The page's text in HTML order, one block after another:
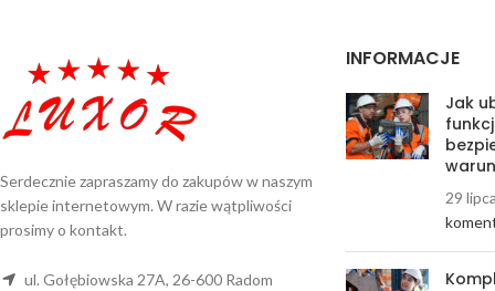
Serdecznie zapraszamy do zakupów w naszym
sklepie internetowym. W razie wątpliwości
prosimy o kontakt.
ul. Gołębiowska 27A, 26-600 Radom
INFORMACJE
Jak
29